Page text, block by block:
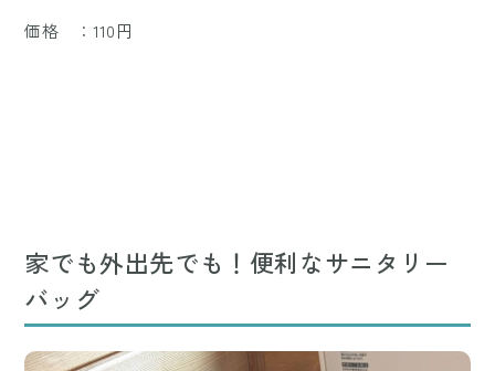
価格 ：110円
家でも外出先でも！便利なサニタリー
バッグ